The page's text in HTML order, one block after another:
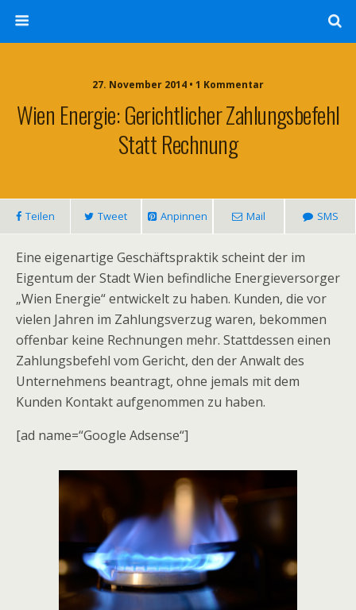
27. November 2014 • 1 Kommentar
Wien Energie: Gerichtlicher Zahlungsbefehl
Statt Rechnung
Teilen Tweet Anpinnen Mail SMS
Eine eigenartige Geschäftspraktik scheint der im
Eigentum der Stadt Wien befindliche Energieversorger
„Wien Energie“ entwickelt zu haben. Kunden, die vor
vielen Jahren im Zahlungsverzug waren, bekommen
offenbar keine Rechnungen mehr. Stattdessen einen
Zahlungsbefehl vom Gericht, den der Anwalt des
Unternehmens beantragt, ohne jemals mit dem
Kunden Kontakt aufgenommen zu haben.
[ad name=“Google Adsense“]